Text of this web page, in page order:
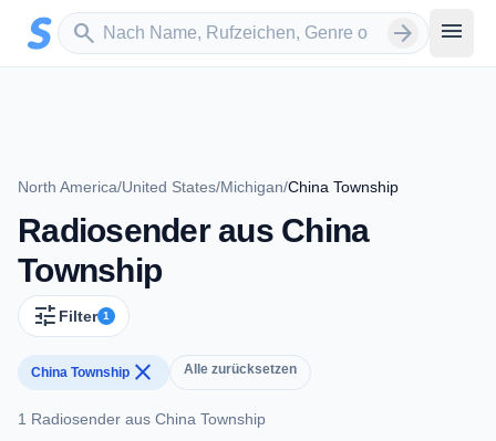
Zum Hauptinhalt springen
search
Sender suchen arrow_forward menu
North America/United States/Michigan/China Township
Radiosender aus China
Township
tune Filter 1
China Township close Alle zurücksetzen
1 Radiosender aus China Township